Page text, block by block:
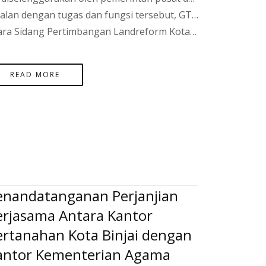
GTRA Kota Binjai pada tanggal 16 November 2021 menyelenggarakan Sidang Panitia Pertimbangan Landreform (PPL). Adapun yang menjadi pokok bahasan dalam sidang PPL adalah masing-masing unit teknis memaparkan hasil pengumpulan data berupa hasil seleksi subjek dan objek redistribusi tanah dan hasil pengumpulan data fisik berupa hasil pemetaan objek yang diakhiri dengan penetapan subjek penerima tanah objek reforma agraria.
Bupati Kota Binjai pada hari Selasa tanggal 16 November 2021 dihadiri langsung oleh Bupati Kota Binjai, H. Riza Herdavid, S.T., M.Tr.IP. Kepala Kantor Pertanahan Kota Binjai, Agung Basuki, S.ST., M.H., Wakil Kepala Kepolisian Resor Kota Binjai, Kompol Erwan Yudha Perkasa, Para Kepala Dinas OPD terkait, Kepala Kesatuan Pengelola Hutan Produksi (KPHP) Unit VIII Kota Binjai (Muntai Palas), Kepala Seksi Penataan dan Pemberdayaan Kantor Pertanahan Kota Binjai, Ketua HKTI Kota Binjai, Camat Toboali, Air Gegas, Payung, Simpang Rimba, Pulau Besar dan Lepar Pongok serta para kepala desa yang wilayahnya menjadi objek identifikasi subjek dan objek redistribusi tanah. Acara Sidang PPL diakhiri dengan penandatanganan Berita Acara Sidang yang menetapkan nama-nama subjek penerima dan tanah objek redistribusi tanah di Kota Binjai Tahun 2021. Pada akhir acara, Bupati Kota Binjai, H. Riza Herdavid, S.T., M.Tr.IP. menyampaikan harapan agar masyarakat Kota Binjai dapat diberikan kemudahan untuk mengurus hal-hal yang terkait RA, apabila terdapat keluhan terhadap program-program pemerintah, agar melalui ruang-ruang pengaduan yang ada dan semoga program RA dapat bermanfaat bagi masyarakat luas khususnya Kota Binjai.
READ MORE
Perjanjian
Antara Kantor
Kota Binjai dengan
Kementerian Agama